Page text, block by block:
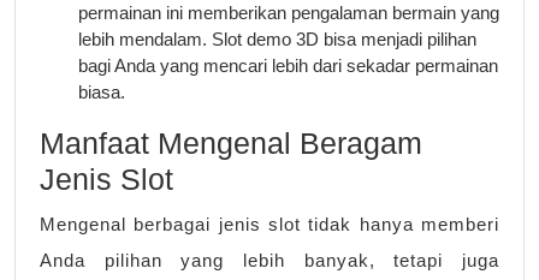
permainan ini memberikan pengalaman bermain yang
lebih mendalam. Slot demo 3D bisa menjadi pilihan
bagi Anda yang mencari lebih dari sekadar permainan
biasa.
Manfaat Mengenal Beragam
Jenis Slot
Mengenal berbagai jenis slot tidak hanya memberi
Anda pilihan yang lebih banyak, tetapi juga